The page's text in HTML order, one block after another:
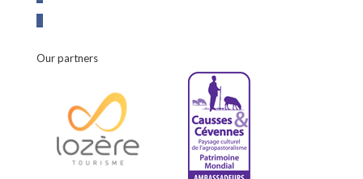
Our partners